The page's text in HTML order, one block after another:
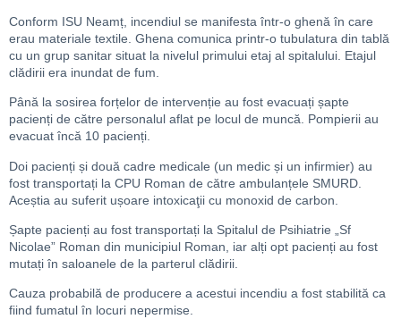
Conform ISU Neamț, incendiul se manifesta într-o ghenă în care
erau materiale textile. Ghena comunica printr-o tubulatura din tablă
cu un grup sanitar situat la nivelul primului etaj al spitalului. Etajul
clădirii era inundat de fum.
Până la sosirea forțelor de intervenție au fost evacuați șapte
pacienți de către personalul aflat pe locul de muncă. Pompierii au
evacuat încă 10 pacienți.
Doi pacienți și două cadre medicale (un medic și un infirmier) au
fost transportați la CPU Roman de către ambulanțele SMURD.
Aceștia au suferit ușoare intoxicaţii cu monoxid de carbon.
Șapte pacienți au fost transportați la Spitalul de Psihiatrie „Sf
Nicolae” Roman din municipiul Roman, iar alți opt pacienți au fost
mutați în saloanele de la parterul clădirii.
Cauza probabilă de producere a acestui incendiu a fost stabilită ca
fiind fumatul în locuri nepermise.